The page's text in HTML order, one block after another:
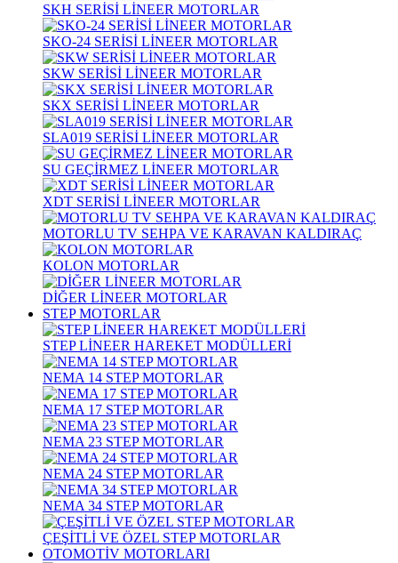
SKH SERİSİ LİNEER MOTORLAR
SKO-24 SERİSİ LİNEER MOTORLAR
SKW SERİSİ LİNEER MOTORLAR
SKX SERİSİ LİNEER MOTORLAR
SLA019 SERİSİ LİNEER MOTORLAR
SU GEÇİRMEZ LİNEER MOTORLAR
XDT SERİSİ LİNEER MOTORLAR
MOTORLU TV SEHPA VE KARAVAN KALDIRAÇ
KOLON MOTORLAR
DİĞER LİNEER MOTORLAR
STEP MOTORLAR
STEP LİNEER HAREKET MODÜLLERİ
NEMA 14 STEP MOTORLAR
NEMA 17 STEP MOTORLAR
NEMA 23 STEP MOTORLAR
NEMA 24 STEP MOTORLAR
NEMA 34 STEP MOTORLAR
ÇEŞİTLİ VE ÖZEL STEP MOTORLAR
OTOMOTİV MOTORLARI